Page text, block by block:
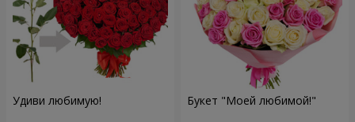
Удиви любимую! Букет "Моей любимой!"